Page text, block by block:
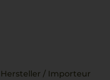
Hersteller / Importeur